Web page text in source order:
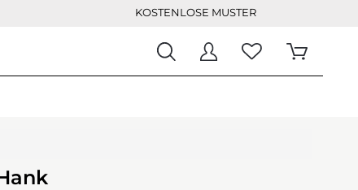
KOSTENLOSE MUSTER